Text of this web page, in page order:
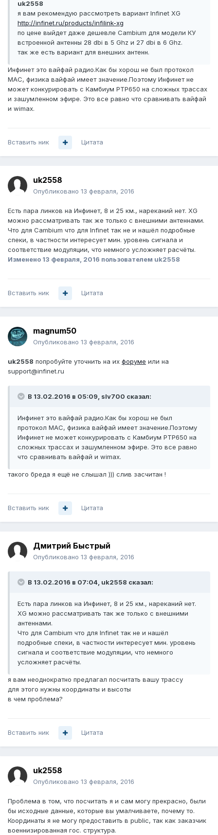
uk2558
я вам рекомендую рассмотреть вариант Infinet XG
http://infinet.ru/products/infilink-xg
по цене выйдет даже дешевле Cambium для модели КУ
встроенной антенны 28 dbi в 5 Ghz и 27 dbi в 6 Ghz.
так же есть вариант для внешних антенн.
Инфинет это вайфай радио.Как бы хорош не был протокол
МАС, физика вайфай имеет значение.Поэтому Инфинет не
может конкурировать с Камбиум PTP650 на сложных трассах
и зашумленном эфире. Это все равно что сравнивать вайфай
и wimax.
Вставить ник Цитата
uk2558
Опубликовано 13 февраля, 2016
Есть пара линков на Инфинет, 8 и 25 км., нареканий нет. XG
можно рассматривать так же только с внешними антеннами.
Что для Cambium что для Infinet так не и нашёл подробные
спеки, в частности интересует мин. уровень сигнала и
соответствие модуляции, что немного усложняет расчёты.
Изменено 13 февраля, 2016 пользователем uk2558
Вставить ник Цитата
magnum50
Опубликовано 13 февраля, 2016
uk2558 попробуйте уточнить на их форуме или на
support@infinet.ru
В 13.02.2016 в 05:09, slv700 сказал:
Инфинет это вайфай радио.Как бы хорош не был
протокол МАС, физика вайфай имеет значение.Поэтому
Инфинет не может конкурировать с Камбиум PTP650 на
сложных трассах и зашумленном эфире. Это все равно
что сравнивать вайфай и wimax.
такого бреда я ещё не слышал ))) слив засчитан !
Вставить ник Цитата
Дмитрий Быстрый
Опубликовано 13 февраля, 2016
В 13.02.2016 в 07:04, uk2558 сказал:
Есть пара линков на Инфинет, 8 и 25 км., нареканий нет.
XG можно рассматривать так же только с внешними
антеннами.
Что для Cambium что для Infinet так не и нашёл
подробные спеки, в частности интересует мин. уровень
сигнала и соответствие модуляции, что немного
усложняет расчёты.
я вам неоднократно предлагал посчитать вашу трассу
для этого нужны координаты и высоты
в чем проблема?
Вставить ник Цитата
uk2558
Опубликовано 13 февраля, 2016
Проблема в том, что посчитать я и сам могу прекрасно, были
бы исходные данные, которые вы умалчиваете, почему то.
Координаты я не могу предоставить в public, так как заказчик
военнизированная гос. структура.